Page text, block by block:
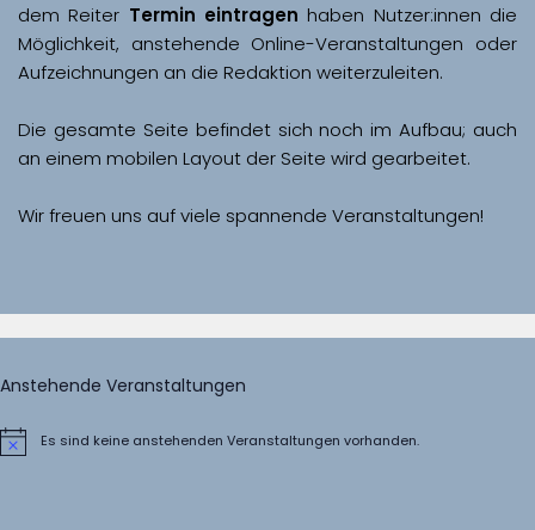
dem Reiter Termin eintragen haben Nutzer:innen die
Möglichkeit, anstehende Online-Veranstaltungen oder
Aufzeichnungen an die Redaktion weiterzuleiten.
Die gesamte Seite befindet sich noch im Aufbau; auch
Wir freuen uns auf viele spannende Veranstaltungen!
Anstehende Veranstaltungen
HinweisEs sind keine anstehenden Veranstaltungen vorhanden.